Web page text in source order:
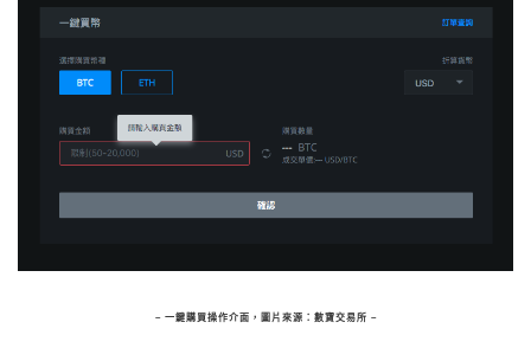
– 一鍵購買操作介面，圖片來源：數寶交易所 –